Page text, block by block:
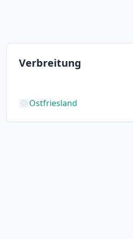
Verbreitung
Ostfriesland